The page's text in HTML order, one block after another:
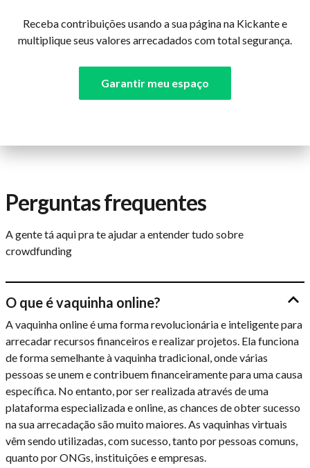
Receba contribuições usando a sua página na Kickante e
multiplique seus valores arrecadados com total segurança.
Garantir meu espaço
Perguntas frequentes
A gente tá aqui pra te ajudar a entender tudo sobre
crowdfunding
O que é vaquinha online?
A vaquinha online é uma forma revolucionária e inteligente para
arrecadar recursos financeiros e realizar projetos. Ela funciona
de forma semelhante à vaquinha tradicional, onde várias
pessoas se unem e contribuem financeiramente para uma causa
específica. No entanto, por ser realizada através de uma
plataforma especializada e online, as chances de obter sucesso
na sua arrecadação são muito maiores. As vaquinhas virtuais
vêm sendo utilizadas, com sucesso, tanto por pessoas comuns,
quanto por ONGs, instituições e empresas.